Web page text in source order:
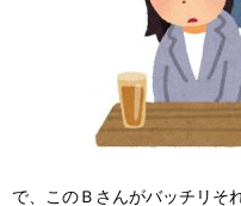
で、このＢさんがバッチリそ